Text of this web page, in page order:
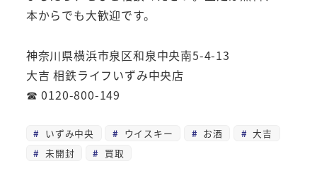
本からでも大歓迎です。
神奈川県横浜市泉区和泉中央南5-4-13
大吉 相鉄ライフいずみ中央店
☎ 0120-800-149
いずみ中央 ウイスキー お酒
大吉
未開封
買取